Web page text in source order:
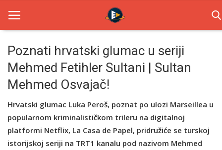
Home
Novosti
TV Serije
Filmovi
Poznati hrvatski glumac u seriji
Mehmed Fetihler Sultani | Sultan
Mehmed Osvajač!
Hrvatski glumac Luka Peroš, poznat po ulozi Marseillea u
popularnom kriminalističkom trileru na digitalnoj
platformi Netflix, La Casa de Papel, pridružiće se turskoj
istorijskoj seriji na TRT1 kanalu pod nazivom Mehmed